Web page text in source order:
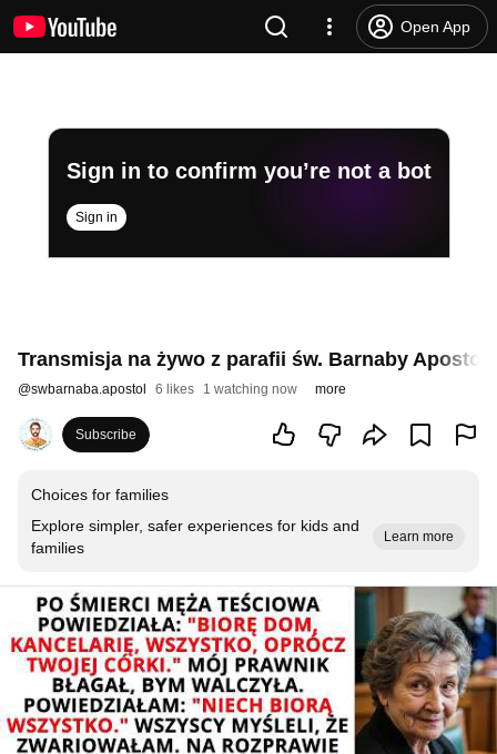
Open App
Sign in to confirm you’re not a bot
Sign in
Transmisja na żywo z parafii św. Barnaby Apostoła
@swbarnaba.apostol 6 likes 1 watching now more
Subscribe
Choices for families
Explore simpler, safer experiences for kids and
families
Learn more